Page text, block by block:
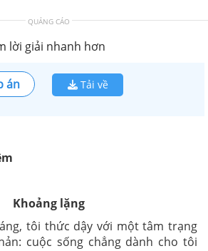
QUẢNG CÁO
lời giải nhanh hơn
án Tải về
Khoảng lặng
tôi thức dậy với một tâm trạng
cuộc sống chẳng dành cho tôi